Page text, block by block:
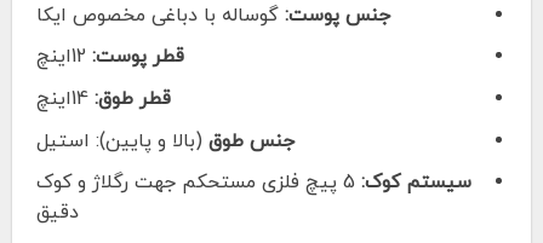
جنس پوست:گوساله با دباغی مخصوص ایکا
قطر پوست:12اینچ
قطر طوق:14اینچ
جنس طوق(بالا و پایین): استیل
سیستم کوک:
5 پیچ فلزی مستحکم جهت رگلاژ و کوک
دقیق